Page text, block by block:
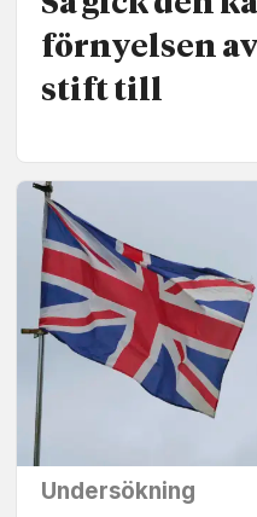
förnyelsen
stift till
Undersökning